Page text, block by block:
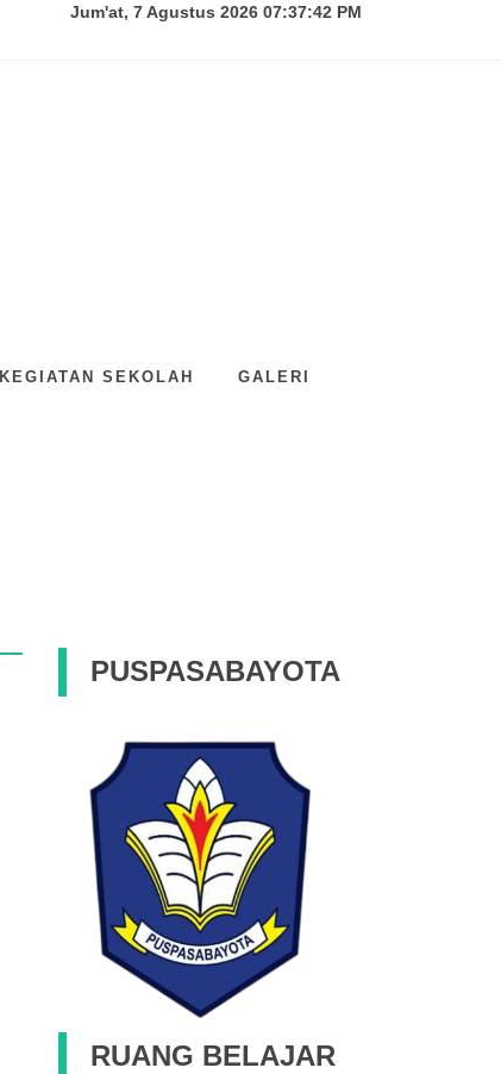
Jum'at, 7 Agustus 2026 07:37:43 PM
KEGIATAN SEKOLAH GALERI
PUSPASABAYOTA
RUANG BELAJAR